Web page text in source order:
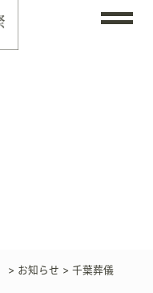
> お知らせ > 千葉葬儀